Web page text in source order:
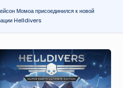
Момоа присоединился к новой
Helldivers